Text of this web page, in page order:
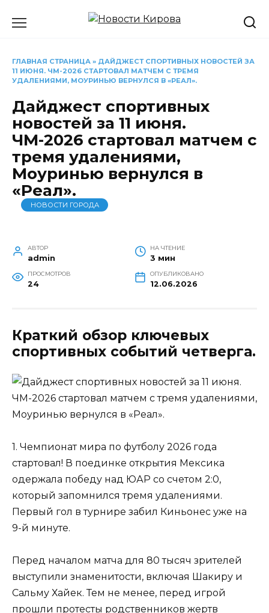
ГЛАВНАЯ СТРАНИЦА » ДАЙДЖЕСТ СПОРТИВНЫХ НОВОСТЕЙ ЗА
11 ИЮНЯ. ЧМ-2026 СТАРТОВАЛ МАТЧЕМ С ТРЕМЯ
УДАЛЕНИЯМИ, МОУРИНЬЮ ВЕРНУЛСЯ В «РЕАЛ».
Дайджест спортивных
новостей за 11 июня.
ЧМ-2026 стартовал матчем с
тремя удалениями,
Моуринью вернулся в
«Реал».
НОВОСТИ ГОРОДА
АВТОР
admin
НА ЧТЕНИЕ
3 мин
ПРОСМОТРОВ
24
ОПУБЛИКОВАНО
12.06.2026
Краткий обзор ключевых
спортивных событий четверга.
1. Чемпионат мира по футболу 2026 года
стартовал! В поединке открытия Мексика
одержала победу над ЮАР со счетом 2:0,
который запомнился тремя удалениями.
Первый гол в турнире забил Киньонес уже на
9-й минуте.
Перед началом матча для 80 тысяч зрителей
выступили знаменитости, включая Шакиру и
Сальму Хайек. Тем не менее, перед игрой
прошли протесты родственников жертв